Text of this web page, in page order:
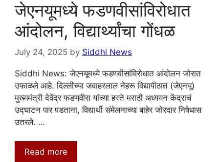
जेएनयूमध्ये फडणवीसांविरोधात
आंदोलन, विद्यार्थ्यांचा गोंधळ
July 24, 2025 by Siddhi News
Siddhi News: जेएनयूमध्ये फडणवीसांविरोधात आंदोलन जोरात
उफाळले आहे. दिल्लीच्या जवाहरलाल नेहरू विद्यापीठात (जेएनयू)
मुख्यमंत्री देवेंद्र फडणवीस यांच्या हस्ते मराठी अध्ययन केंद्राचं
उद्घाटन पार पडताना, विद्यार्थी संमेलनाच्या बाहेर जोरदार निषेधास
उतरले. …
Read more